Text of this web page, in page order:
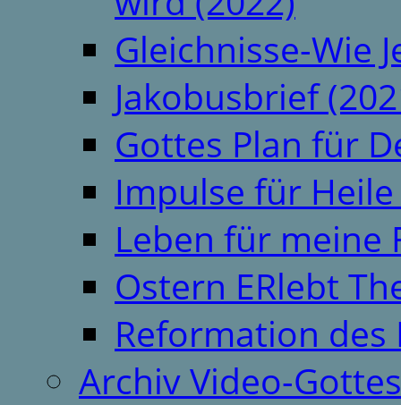
Gleichnisse-Wie
Jakobusbrief
Gottes Plan für
Impulse für
Leben für meine
Ostern ERlebt
Reformation des
Archiv Video-